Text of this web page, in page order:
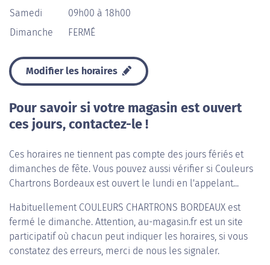
Samedi
09h00 à 18h00
Dimanche
FERMÉ
Modifier les horaires
Pour savoir si votre magasin est ouvert
ces jours, contactez-le !
Ces horaires ne tiennent pas compte des jours fériés et
dimanches de fête. Vous pouvez aussi vérifier si Couleurs
Chartrons Bordeaux est ouvert le lundi en l'appelant...
Habituellement COULEURS CHARTRONS BORDEAUX est
fermé le dimanche. Attention, au-magasin.fr est un site
participatif où chacun peut indiquer les horaires, si vous
constatez des erreurs, merci de nous les signaler.